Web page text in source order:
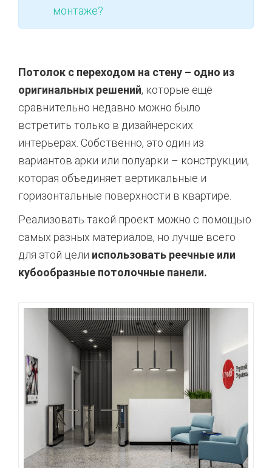
монтаже?
Потолок с переходом на стену – одно из
оригинальных решений, которые ещё
сравнительно недавно можно было
встретить только в дизайнерских
интерьерах. Собственно, это один из
вариантов арки или полуарки – конструкции,
которая объединяет вертикальные и
горизонтальные поверхности в квартире.
Реализовать такой проект можно с помощью
самых разных материалов, но лучше всего
для этой цели использовать реечные или
кубообразные потолочные панели.